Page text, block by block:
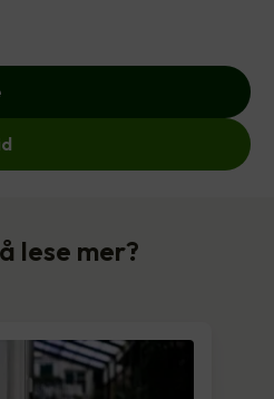
lese mer?